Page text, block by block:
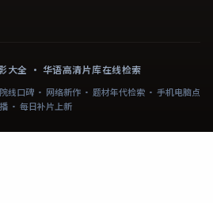
大全 · 华语高清片库在线检索
线口碑 · 网络新作 · 题材年代检索 · 手机电脑点
播 · 每日补片上新